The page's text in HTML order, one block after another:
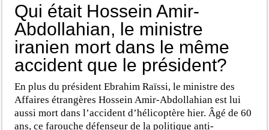
Qui était Hossein Amir-
Abdollahian, le ministre
iranien mort dans le même
accident que le président?
En plus du président Ebrahim Raïssi, le ministre des
Affaires étrangères Hossein Amir-Abdollahian est lui
aussi mort dans l’accident d’hélicoptère hier. Âgé de 60
ans, ce farouche défenseur de la politique anti-